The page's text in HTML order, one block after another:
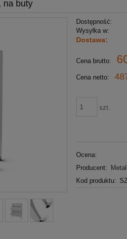
na buty
Dostępność:
Wysyłka w:
Dostawa:
Cena brutto:
Cena netto:
szt.
Ocena:
Producent:
Kod produktu: